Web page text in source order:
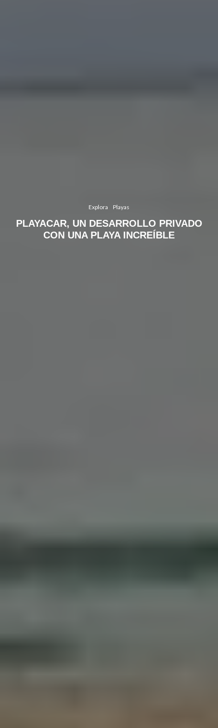
Explora Playas
PLAYACAR, UN DESARROLLO PRIVADO
CON UNA PLAYA INCREÍBLE